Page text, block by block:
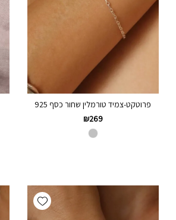
פרוטקט-צמיד טורמלין שחור כסף 925
₪269
Add
Add wishlist